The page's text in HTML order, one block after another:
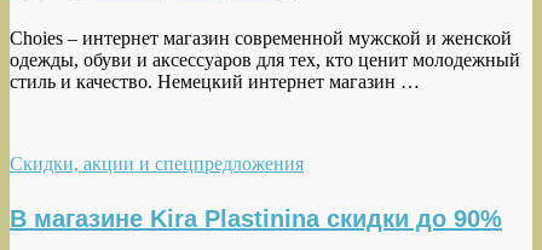
Choies – интернет магазин современной мужской и женской
одежды, обуви и аксессуаров для тех, кто ценит молодежный
стиль и качество. Немецкий интернет магазин …
Скидки, акции и спецпредложения
В магазине Kira Plastinina скидки до 90%